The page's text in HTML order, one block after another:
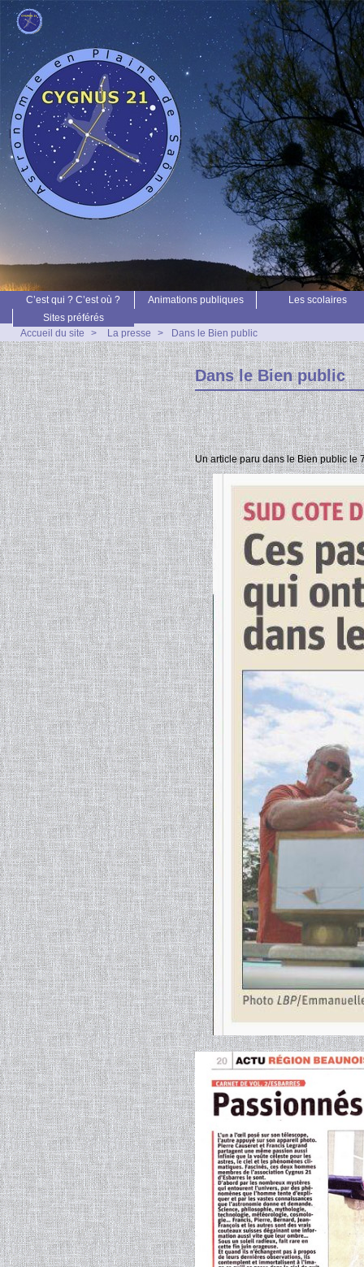
C’est qui ? C’est où ? Animations publiques
Les scolaires
Sites préférés
Accueil du site
> La presse > Dans le Bien public
Dans le Bien public
Un article paru dans le Bien public le